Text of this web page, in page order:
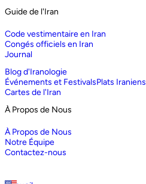
Guide de l'Iran
Code vestimentaire en Iran
Congés officiels en Iran
Journal
Blog d'Iranologie
Événements et FestivalsPlats Iraniens
Cartes de l'Iran
À Propos de Nous
À Propos de Nous
Notre Équipe
Contactez-nous